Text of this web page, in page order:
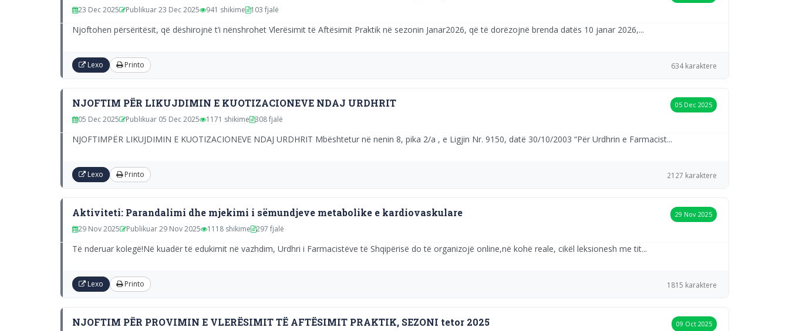
23 Dec 2025 Publikuar 23 Dec 2025 941 shikime 103 fjalë
Njoftohen përsëritësit, që dëshirojnë t’i nënshrohet Vlerësimit të Aftësimit Praktik në sezonin Janar2026, që të dorëzojnë brenda datës 10 janar 2026,...
Lexo Printo 634 karaktere
05 Dec 2025
NJOFTIM PËR LIKUJDIMIN E KUOTIZACIONEVE NDAJ URDHRIT
05 Dec 2025 Publikuar 05 Dec 2025 1171 shikime 308 fjalë
NJOFTIMPËR LIKUJDIMIN E KUOTIZACIONEVE NDAJ URDHRIT Mbështetur në nenin 8, pika 2/a , e Ligjin Nr. 9150, datë 30/10/2003 “Për Urdhrin e Farmacist...
Lexo Printo 2127 karaktere
29 Nov 2025
Aktiviteti: Parandalimi dhe mjekimi i sëmundjeve metabolike e kardiovaskulare
29 Nov 2025 Publikuar 29 Nov 2025 1118 shikime 297 fjalë
Të nderuar kolegë!Në kuadër të edukimit në vazhdim, Urdhri i Farmacistëve të Shqipërisë do të organizojë online,në kohë reale, cikël leksionesh me tit...
Lexo Printo 1815 karaktere
09 Oct 2025
NJOFTIM PËR PROVIMIN E VLERËSIMIT TË AFTËSIMIT PRAKTIK, SEZONI tetor 2025